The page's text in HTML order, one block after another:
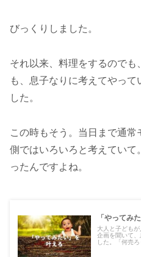
びっくりしました。
それ以来、料理をするので
も、息子なりに考えてやっ
した。
この時もそう。当日まで通
側ではいろいろと考えてい
ったんですよね。
「やってみ
大人と子ども
企画を聞いて
した。「何売ろ